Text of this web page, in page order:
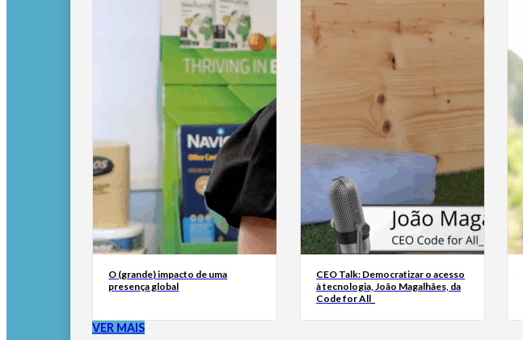
O (grande) impacto de uma
presença global
CEO Talk: Democratizar o acesso
à tecnologia, João Magalhães, da
Code for All_
VER MAIS